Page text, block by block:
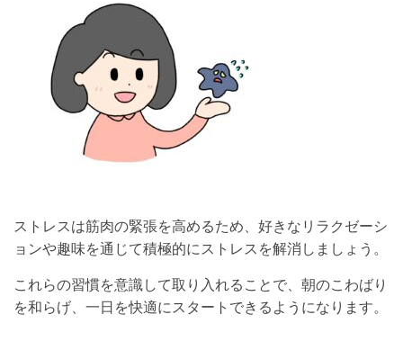
ストレスは筋肉の緊張を高めるため、好きなリラクゼーシ
ョンや趣味を通じて積極的にストレスを解消しましょう。
これらの習慣を意識して取り入れることで、朝のこわばり
を和らげ、一日を快適にスタートできるようになります。